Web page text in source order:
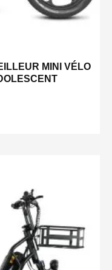
MINI VÉLO